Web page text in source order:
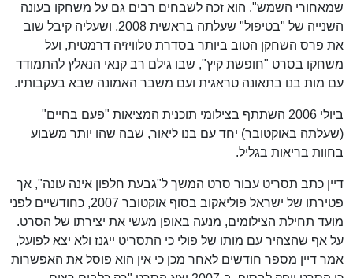
שמאחורי השמש". הוא זכה לשבחים רבים גם על משחקו בעונה
השנייה של "בטיפול" שעלתה בראשית 2008, ושעליה קיבל שוב
את פרס השחקן הטוב ביותר בסדרת טלוויזיה דרמטית, ועל
משחקו בסרט "חופשת קיץ", שבו גילם רב קנאי הנאלץ להתמודד
עם מות בנו בתאונה טראגית ועם משבר האמונה שבא בעקבותיו.
ביולי 2006 השתתף בצילומי תוכנית המציאות "פעם בחיים"
(שעלתה באוקטובר) יחד עם בנו ליאור, שבה שהו יותר משבוע
בחוות בריאות בגליל.
דיין כתב תסריט עבור סרט המשך ל"גבעת חלפון אינה עונה", אך
פטירתו של ישראל פוליאקוב בסוף אוקטובר 2007, כחודשיים לפני
מועד תחילת הצילומים, מנעה באופן מעשי את יצירתו של הסרט.
על אף שהצהיר עם מותו של פולי כי התסריט ייגנז ולא יצא לפועל,
אמר דיין מספר חודשים לאחר מכן כי אין הוא פוסל את האפשרות